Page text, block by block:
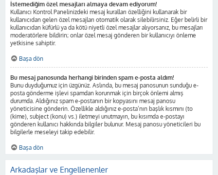
İstemediğim özel mesajları almaya devam ediyorum!
Kullanıcı Kontrol Panelinizdeki mesaj kuralları özelliğini kullanarak bir
kullanıcıdan gelen özel mesajları otomatik olarak silebilirsiniz. Eğer belirli bir
kullanıcıdan küfürlü ya da kötü niyetli özel mesajlar alıyorsanız, bu mesajları
moderatörlere bildirin; onlar özel mesaj gönderen bir kullanıcıyı önleme
yetkisine sahiptir.
Başa dön
Bu mesaj panosunda herhangi birinden spam e-posta aldım!
Bunu duyduğumuz için üzgünüz. Aslında, bu mesaj panosunun sunduğu e-
posta gönderme işlevi spamdan korunmak için birçok önlemi almış
durumda. Aldığınız spam e-postanın bir kopyasını mesaj panosu
yöneticisine gönderin. Özellikle aldığınız e-posta’nın başlık kısmını (to
(kime), subject (konu) vs.) iletmeyi unutmayın, bu kısımda e-postayı
gönderen kullanıcı hakkında bilgiler bulunur. Mesaj panosu yöneticileri bu
bilgilerle meseleyi takip edebilir.
Başa dön
Arkadaşlar ve Engellenenler